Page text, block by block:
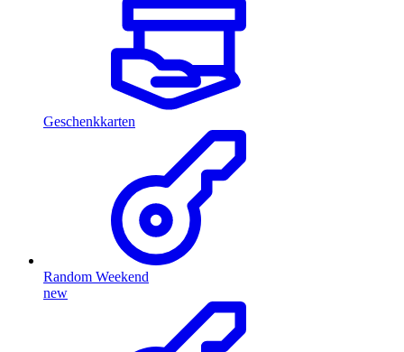
Geschenkkarten
Random Weekend
new